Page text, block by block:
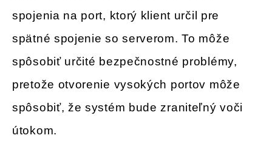
spojenia na port, ktorý klient určil pre
spätné spojenie so serverom. To môže
spôsobiť určité bezpečnostné problémy,
pretože otvorenie vysokých portov môže
spôsobiť, že systém bude zraniteľný voči
útokom.